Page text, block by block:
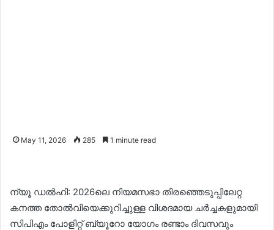
May 11, 2026 285 1 minute read
ന്യൂ ഡൽഹി: 2026ലെ നിയമസഭാ തിരഞ്ഞെടുപ്പിലേറ്റ
കനത്ത തോൽവിയെക്കുറിച്ചുള്ള വിശദമായ ചർച്ചകളുമായി
സിപിഎം പോളിറ്റ് ബ്യൂറോ യോഗം രണ്ടാം ദിവസവും